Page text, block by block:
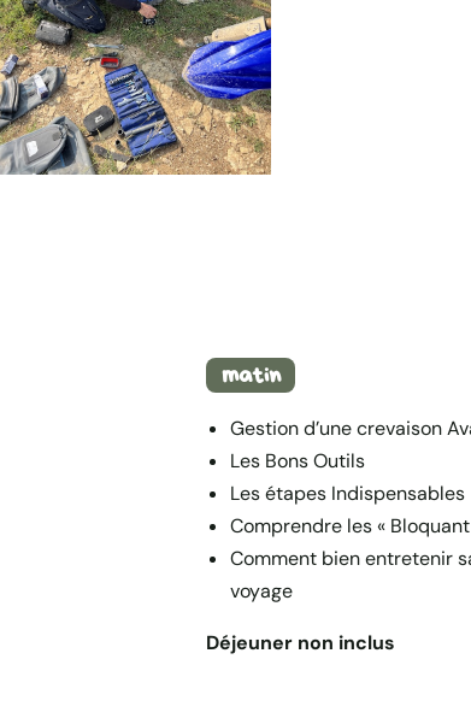
matin
Gestion d’une crevaison
Les Bons Outils
Les étapes Indispensables
Comprendre les « Bloquant
Comment bien entretenir
voyage
Déjeuner non inclus